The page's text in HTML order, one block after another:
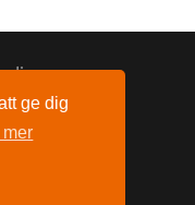
ge dig
mer